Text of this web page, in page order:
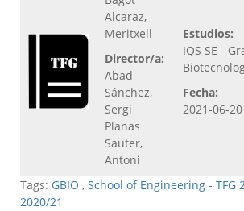
Alcaraz,
Meritxell
Director/a:
Abad
Sánchez,
Sergi
Planas
Sauter,
Antoni
Estudios:
IQS SE -
Fecha:
2021-06-20
Tags: GBIO , School of Engineering - TFG
2020/21